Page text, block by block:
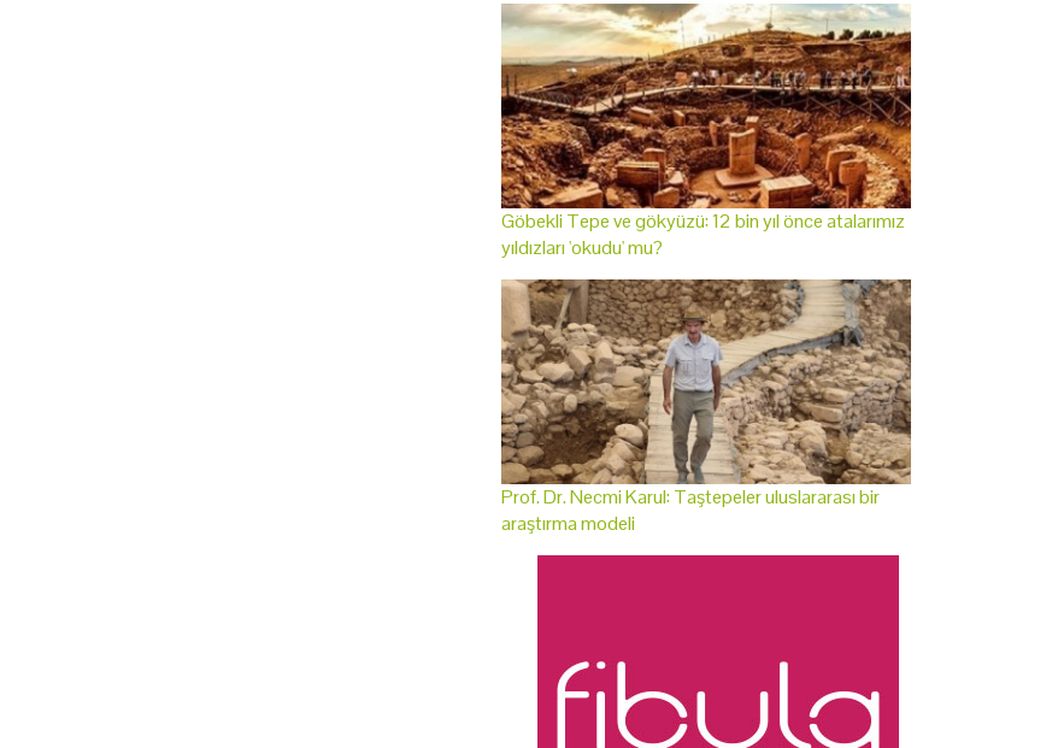
Göbekli Tepe ve gökyüzü: 12 bin yıl önce atalarımız
yıldızları 'okudu' mu?
Prof. Dr. Necmi Karul: Taştepeler uluslararası bir
araştırma modeli